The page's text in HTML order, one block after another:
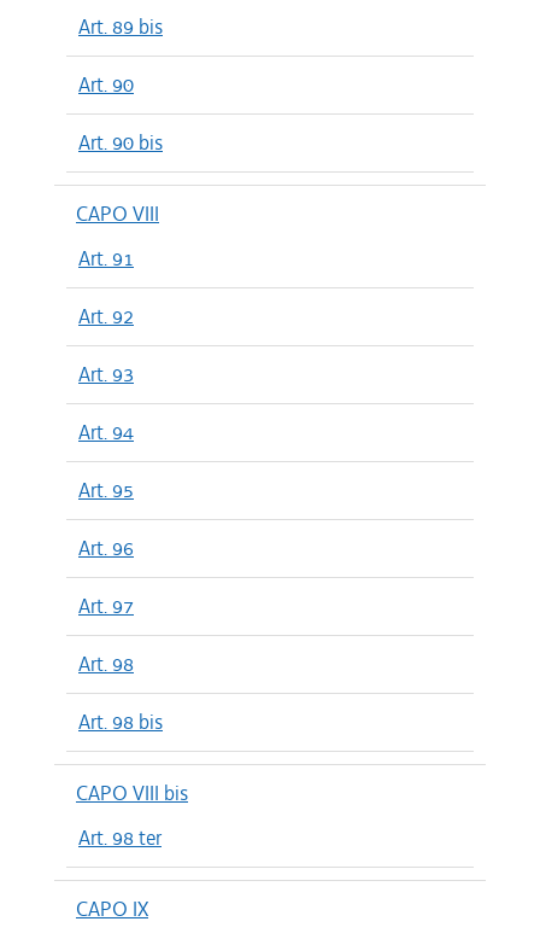
Art. 89 bis
Art. 90
Art. 90 bis
CAPO VIII
Art. 91
Art. 92
Art. 93
Art. 94
Art. 95
Art. 96
Art. 97
Art. 98
Art. 98 bis
CAPO VIII bis
Art. 98 ter
CAPO IX